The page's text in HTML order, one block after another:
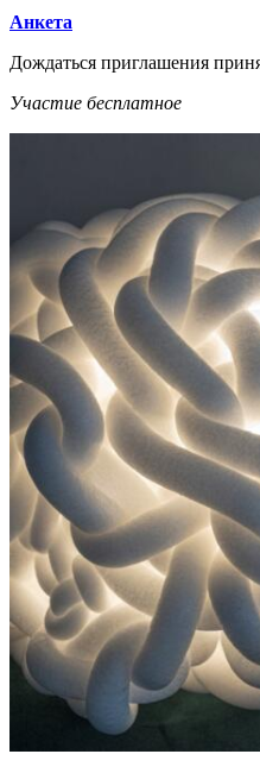
Анкета
Дождаться приглашения
Участие бесплатное